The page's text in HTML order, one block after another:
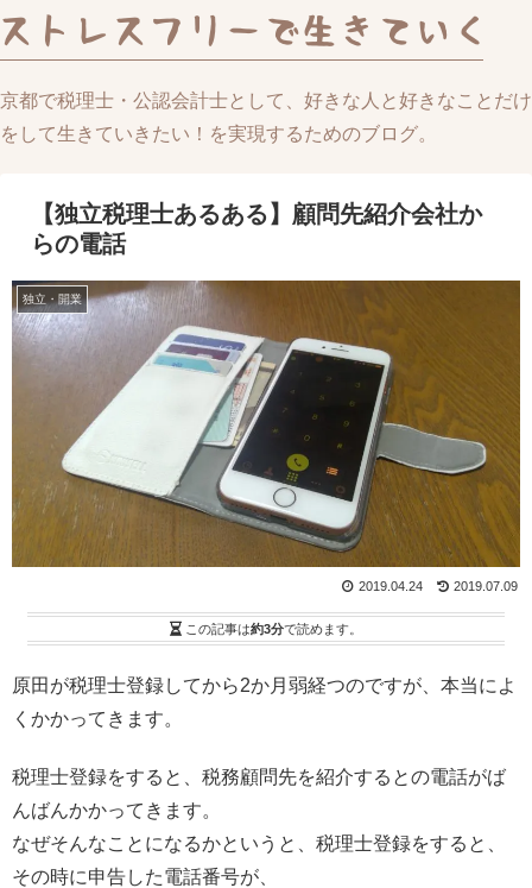
京都で税理士・公認会計士として、好きな人と好きなことだけ
をして生きていきたい！を実現するためのブログ。
【独立税理士あるある】顧問先紹介会社か
らの電話
独立・開業
2019.07.09
2019.04.24
この記事は約3分で読めます。
原田が税理士登録してから2か月弱経つのですが、本当によ
くかかってきます。
税理士登録をすると、税務顧問先を紹介するとの電話がば
んばんかかってきます。
なぜそんなことになるかというと、税理士登録をすると、
その時に申告した電話番号が、